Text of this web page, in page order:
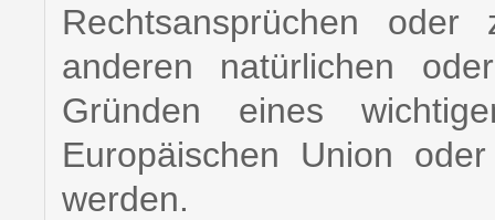
Rechtsansprüchen
anderen natürlichen
Gründen eines
Europäischen Union
werden.